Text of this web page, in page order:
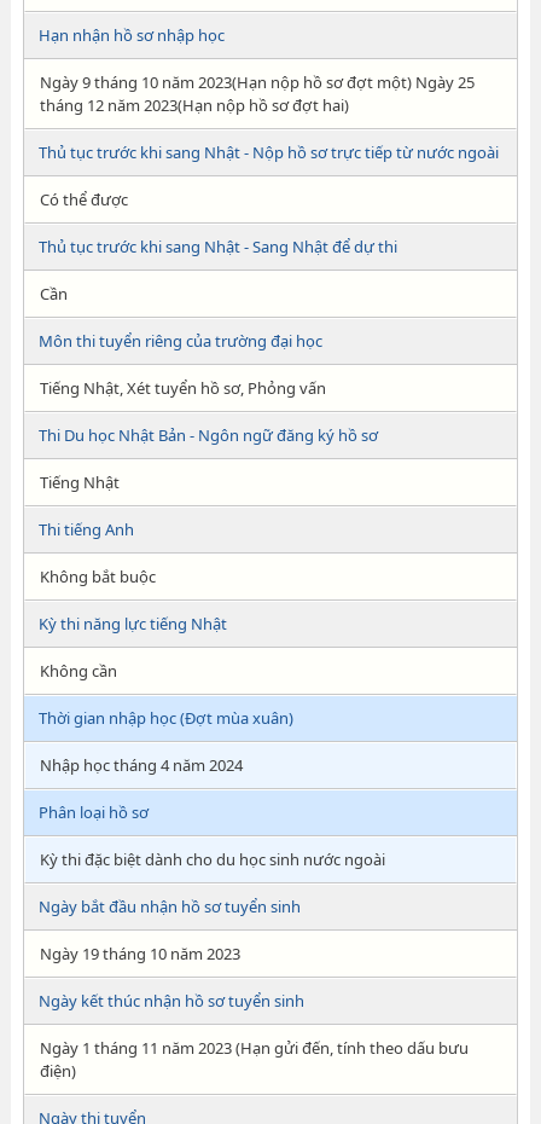
Hạn nhận hồ sơ nhập học
Ngày 9 tháng 10 năm 2023(Hạn nộp hồ sơ đợt một) Ngày 25
tháng 12 năm 2023(Hạn nộp hồ sơ đợt hai)
Thủ tục trước khi sang Nhật - Nộp hồ sơ trực tiếp từ nước ngoài
Có thể được
Thủ tục trước khi sang Nhật - Sang Nhật để dự thi
Cần
Môn thi tuyển riêng của trường đại học
Tiếng Nhật, Xét tuyển hồ sơ, Phỏng vấn
Thi Du học Nhật Bản - Ngôn ngữ đăng ký hồ sơ
Tiếng Nhật
Thi tiếng Anh
Không bắt buộc
Kỳ thi năng lực tiếng Nhật
Không cần
Thời gian nhập học (Đợt mùa xuân)
Nhập học tháng 4 năm 2024
Phân loại hồ sơ
Kỳ thi đặc biệt dành cho du học sinh nước ngoài
Ngày bắt đầu nhận hồ sơ tuyển sinh
Ngày 19 tháng 10 năm 2023
Ngày kết thúc nhận hồ sơ tuyển sinh
Ngày 1 tháng 11 năm 2023 (Hạn gửi đến, tính theo dấu bưu
điện)
Ngày thi tuyển